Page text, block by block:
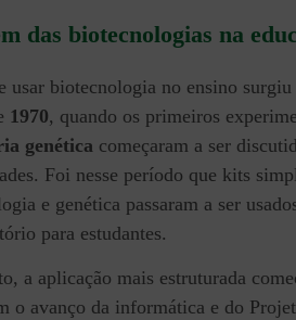
das biotecnologias na
usar biotecnologia no ensino
1970, quando os primeiros
genética começaram a ser
Foi nesse período que kits
e genética passaram a ser
para estudantes.
a aplicação mais estruturada
o avanço da informática e do